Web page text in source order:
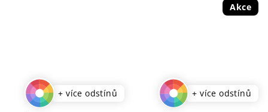
+ více odstínů
Akce
+ více odstínů